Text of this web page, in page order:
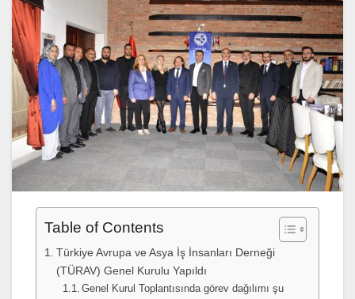
Table of Contents
Türkiye Avrupa ve Asya İş İnsanları Derneği
(TÜRAV) Genel Kurulu Yapıldı
Genel Kurul Toplantısında görev dağılımı şu